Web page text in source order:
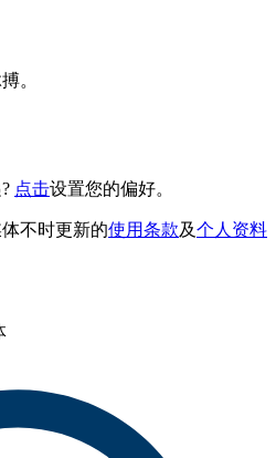
。
点击设置您的偏好。
不时更新的使用条款及个人资料